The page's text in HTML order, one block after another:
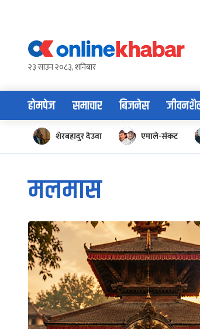
content२३ साउन २०८३, शनिबार
होमपेज समाचार बिजनेस
शेरबहादुर देउवा एमाले-संकट
मलमास